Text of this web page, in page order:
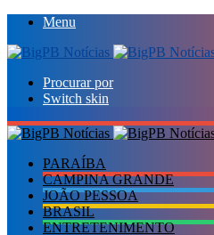
Menu
Procurar por
Switch skin
PARAÍBA
CAMPINA GRANDE
JOÃO PESSOA
BRASIL
ENTRETENIMENTO